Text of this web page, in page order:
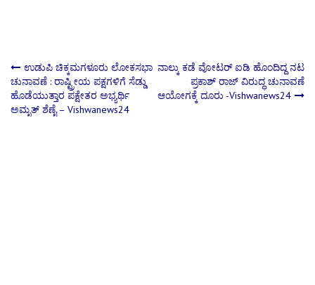
Post
navigation
ಉಡುಪಿ ಚಿಕ್ಕಮಗಳೂರು ಲೋಕಸಭಾ
ಚುನಾವಣೆ : ರಾಷ್ಟ್ರೀಯ ಪಕ್ಷಗಳಿಗೆ ಸೆಡ್ಡು
ಹೊಡೆಯುತ್ತಾರ ಪಕ್ಷೇತರ ಅಭ್ಯರ್ಥಿ
ಅಮೃತ್ ಶೆಣೈ – Vishwanews24
ನಾಲ್ಕು ಕಡೆ ವೋಟರ್ ಐಡಿ ಹೊಂದಿದ್ದ ನಟ
ಪ್ರಕಾಶ್ ರಾಜ್​ ವಿರುದ್ಧ ಚುನಾವಣೆ
ಆಯೋಗಕ್ಕೆ ದೂರು -Vishwanews24